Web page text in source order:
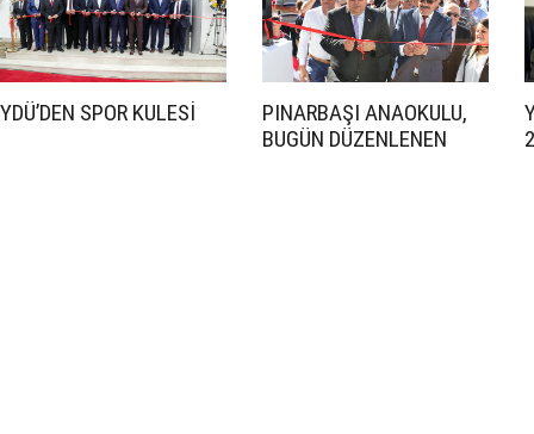
YDÜ’DEN SPOR KULESİ
PINARBAŞI ANAOKULU,
BUGÜN DÜZENLENEN